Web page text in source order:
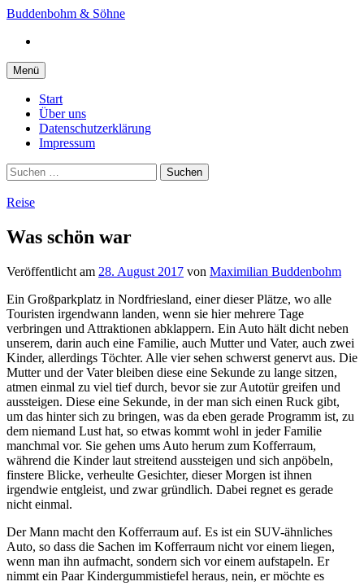
Springe
Inhalt
Buddenbohm & Söhne
Menü
Start
Über uns
Datenschutzerklärung
Impressum
Suchen
nach:
Reise
Was schön war
Veröffentlicht am 28. August 2017 von Maximilian Buddenbohm
Ein Großparkplatz in Nordfriesland, einer dieser Plätze, wo alle
Touristen irgendwann landen, wenn sie hier mehrere Tage
verbringen und Attraktionen abklappern. Ein Auto hält dicht neben
unserem, darin auch eine Familie, auch Mutter und Vater, auch zwei
Kinder, allerdings Töchter. Alle vier sehen schwerst genervt aus. Die
Mutter und der Vater bleiben diese eine Sekunde zu lange sitzen,
atmen einmal zu viel tief durch, bevor sie zur Autotür greifen und
aussteigen. Diese eine Sekunde, in der man sich einen Ruck gibt,
um das hinter sich zu bringen, was da eben gerade Programm ist, zu
dem niemand Lust hat, so etwas kommt wohl in jeder Familie
manchmal vor. Sie gehen ums Auto herum zum Kofferraum,
während die Kinder laut streitend aussteigen und sich anpöbeln,
finstere Blicke, verheulte Gesichter, dieser Morgen ist ihnen
irgendwie entgleist, und zwar gründlich. Dabei regnet es gerade
nicht einmal.
Der Mann macht den Kofferraum auf. Es ist ein SUV-ähnliches
Auto, so dass die Sachen im Kofferraum nicht vor einem liegen,
wenn man ihn aufmacht, sondern sich vor einem aufstapeln. Er
nimmt ein Paar Kindergummistiefel heraus, nein, er möchte es